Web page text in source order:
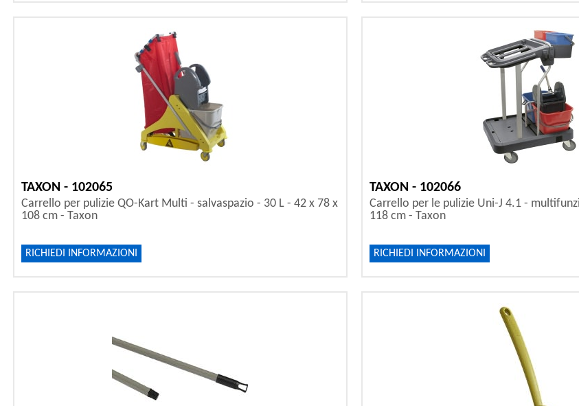
TAXON - 102065
Carrello per pulizie QO-Kart Multi - salvaspazio - 30 L - 42 x 78 x
108 cm - Taxon
RICHIEDI INFORMAZIONI
TAXON - 102066
Carrello per le pulizie Uni-J 4.1 -
118 cm - Taxon
RICHIEDI INFORMAZIONI